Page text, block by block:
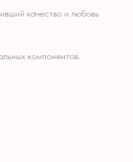
качество и любовь
компонентов.